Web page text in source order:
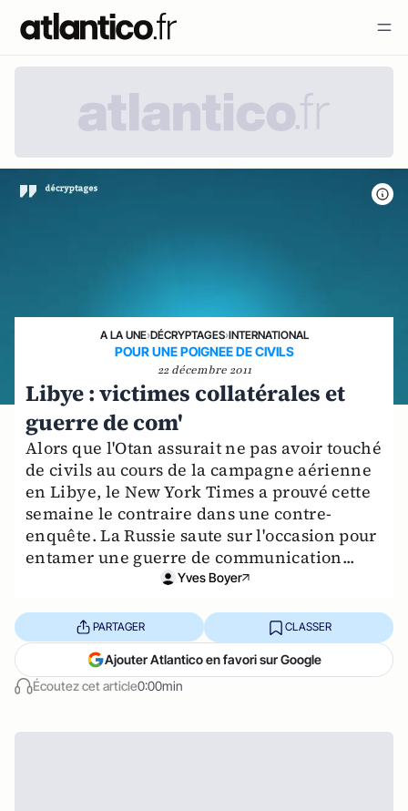
A LA UNE›DÉCRYPTAGES›INTERNATIONAL
POUR UNE POIGNEE DE CIVILS
22 décembre 2011
Libye : victimes collatérales et
guerre de com'
Alors que l'Otan assurait ne pas avoir touché
de civils au cours de la campagne aérienne
en Libye, le New York Times a prouvé cette
semaine le contraire dans une contre-
enquête. La Russie saute sur l'occasion pour
entamer une guerre de communication...
Yves Boyer
Écoutez cet article0:00min
PARTAGER CLASSER
Ajouter Atlantico en favori sur Google